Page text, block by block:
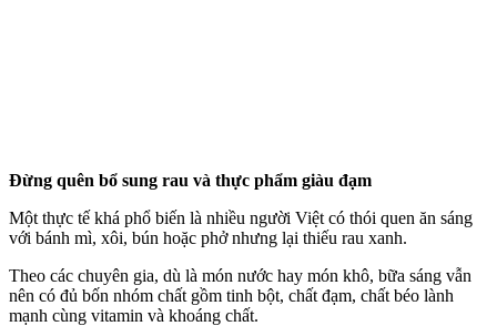
Đừng quên bổ sung rau và thực phẩm giàu đạm
Một thực tế khá phổ biến là nhiều người Việt có thói quen ăn sáng
với bánh mì, xôi, bún hoặc phở nhưng lại thiếu rau xanh.
Theo các chuyên gia, dù là món nước hay món khô, bữa sáng vẫn
nên có đủ bốn nhóm chất gồm tinh bột, chất đạm, chất béo lành
mạnh cùng vitamin và khoáng chất.